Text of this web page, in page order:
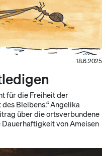
18.6.2025
für die Freiheit der
Bleibens.“ Angelika
über die ortsverbundene
Dauerhaftigkeit von Ameisen